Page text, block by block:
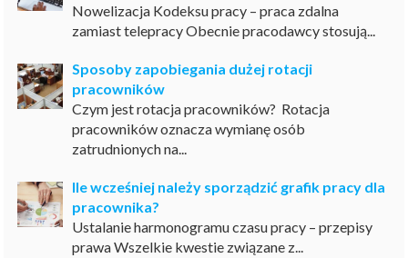
Nowelizacja Kodeksu pracy – praca zdalna
zamiast telepracy Obecnie pracodawcy stosują...
Sposoby zapobiegania dużej rotacji
pracowników
Czym jest rotacja pracowników? Rotacja
pracowników oznacza wymianę osób
zatrudnionych na...
Ile wcześniej należy sporządzić grafik pracy dla
pracownika?
Ustalanie harmonogramu czasu pracy – przepisy
prawa Wszelkie kwestie związane z...